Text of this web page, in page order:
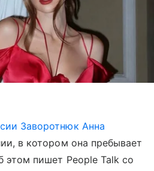
Заворотнюк Анна
в котором она пребывает
этом пишет People Talk со